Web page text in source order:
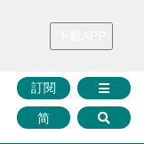
財華證券 媒體矩陣
訂閱
简